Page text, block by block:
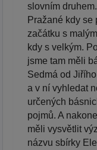
slovním druhem.
Pražané kdy se
začátku s
kdy s velkým.
jsme tam měli
Sedmá od
a v ní vyhledat
určených
pojmů. A
měli vysvětlit
názvu sbírky